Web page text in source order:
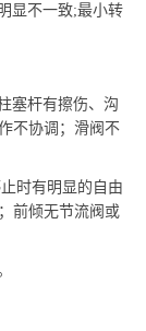
显不一致;最小转
塞杆有擦伤、沟
不协调；滑阀不
时有明显的自由
前倾无节流阀或